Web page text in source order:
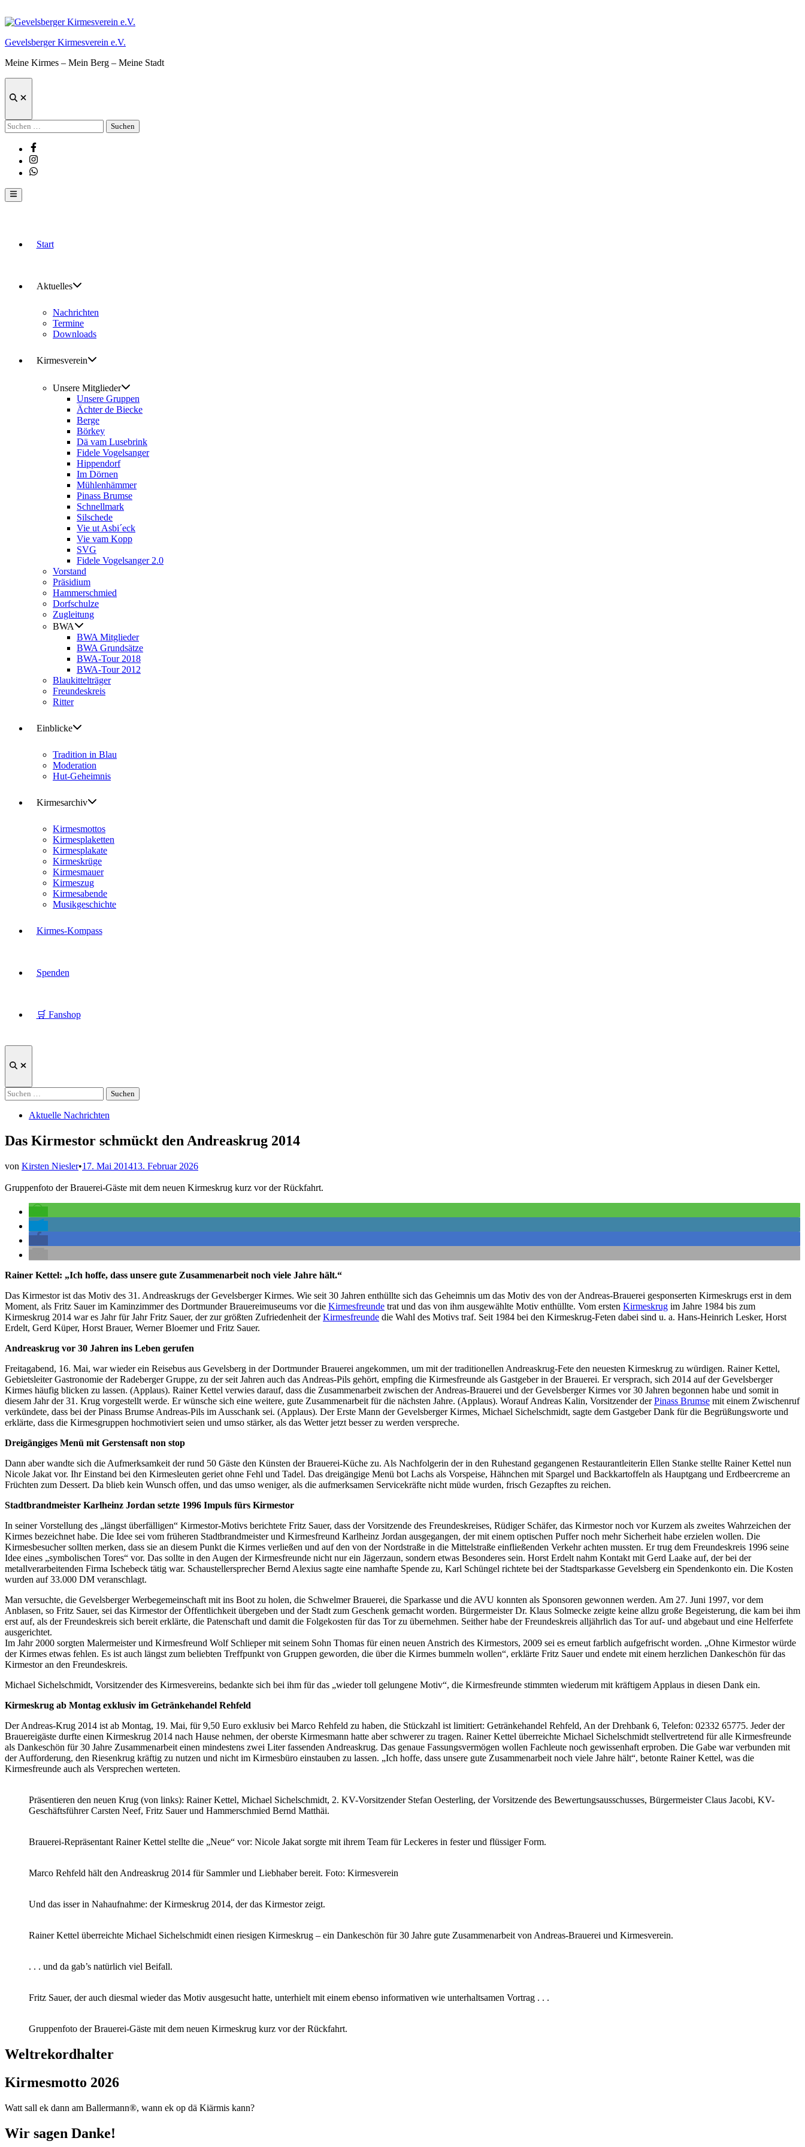
Inhalt
Gevelsberger Kirmesverein e.V.
Meine Kirmes – Mein Berg – Meine Stadt
Suche
Suchen
nach:
Facebook
Instagram
Whatsapp
Hauptmenü
Start
Aktuelles
Nachrichten
Termine
Downloads
Kirmesverein
Unsere Mitglieder
Unsere Gruppen
Ächter de Biecke
Berge
Börkey
Dä vam Lusebrink
Fidele Vogelsanger
Hippendorf
Im Dörnen
Mühlenhämmer
Pinass Brumse
Schnellmark
Silschede
Vie ut Asbi´eck
Vie vam Kopp
SVG
Fidele Vogelsanger 2.0
Vorstand
Präsidium
Hammerschmied
Dorfschulze
Zugleitung
BWA
BWA Mitglieder
BWA Grundsätze
BWA-Tour 2018
BWA-Tour 2012
Blaukittelträger
Freundeskreis
Ritter
Einblicke
Tradition in Blau
Moderation
Hut-Geheimnis
Kirmesarchiv
Kirmesmottos
Kirmesplaketten
Kirmesplakate
Kirmeskrüge
Kirmesmauer
Kirmeszug
Kirmesabende
Musikgeschichte
Kirmes-Kompass
Spenden
🛒 Fanshop
Suche
Suchen
nach:
Veröffentlicht
Aktuelle Nachrichten
Das Kirmestor schmückt den Andreaskrug 2014
von Kirsten Niesler•17. Mai 201413. Februar 2026
Gruppenfoto der Brauerei-Gäste mit dem neuen Kirmeskrug kurz vor der Rückfahrt.
Rainer Kettel: „Ich hoffe, dass unsere gute Zusammenarbeit noch viele Jahre hält.“
Das Kirmestor ist das Motiv des 31. Andreaskrugs der Gevelsberger Kirmes. Wie seit 30 Jahren enthüllte sich das Geheimnis um das Motiv des von der Andreas-Brauerei gesponserten Kirmeskrugs erst in dem
Moment, als Fritz Sauer im Kaminzimmer des Dortmunder Brauereimuseums vor die Kirmesfreunde trat und das von ihm ausgewählte Motiv enthüllte. Vom ersten Kirmeskrug im Jahre 1984 bis zum
Kirmeskrug 2014 war es Jahr für Jahr Fritz Sauer, der zur größten Zufriedenheit derKirmesfreunde die Wahl des Motivs traf. Seit 1984 bei den Kirmeskrug-Feten dabei sind u. a. Hans-Heinrich Lesker, Horst
Erdelt, Gerd Küper, Horst Brauer, Werner Bloemer und Fritz Sauer.
Andreaskrug vor 30 Jahren ins Leben gerufen
Freitagabend, 16. Mai, war wieder ein Reisebus aus Gevelsberg in der Dortmunder Brauerei angekommen, um mit der traditionellen Andreaskrug-Fete den neuesten Kirmeskrug zu würdigen. Rainer Kettel,
Gebietsleiter Gastronomie der Radeberger Gruppe, zu der seit Jahren auch das Andreas-Pils gehört, empfing die Kirmesfreunde als Gastgeber in der Brauerei. Er versprach, sich 2014 auf der Gevelsberger
Kirmes häufig blicken zu lassen. (Applaus). Rainer Kettel verwies darauf, dass die Zusammenarbeit zwischen der Andreas-Brauerei und der Gevelsberger Kirmes vor 30 Jahren begonnen habe und somit in
diesem Jahr der 31. Krug vorgestellt werde. Er wünsche sich eine weitere, gute Zusammenarbeit für die nächsten Jahre. (Applaus). Worauf Andreas Kalin, Vorsitzender derPinass Brumse mit einem Zwischenruf
verkündete, dass bei der Pinass Brumse Andreas-Pils im Ausschank sei. (Applaus). Der Erste Mann der Gevelsberger Kirmes, Michael Sichelschmidt, sagte dem Gastgeber Dank für die Begrüßungsworte und
erklärte, dass die Kirmesgruppen hochmotiviert seien und umso stärker, als das Wetter jetzt besser zu werden verspreche.
Dreigängiges Menü mit Gerstensaft non stop
Dann aber wandte sich die Aufmerksamkeit der rund 50 Gäste den Künsten der Brauerei-Küche zu. Als Nachfolgerin der in den Ruhestand gegangenen Restaurantleiterin Ellen Stanke stellte Rainer Kettel nun
Nicole Jakat vor. Ihr Einstand bei den Kirmesleuten geriet ohne Fehl und Tadel. Das dreigängige Menü bot Lachs als Vorspeise, Hähnchen mit Spargel und Backkartoffeln als Hauptgang und Erdbeercreme an
Früchten zum Dessert. Da blieb kein Wunsch offen, und das umso weniger, als die aufmerksamen Servicekräfte nicht müde wurden, frisch Gezapftes zu reichen.
Stadtbrandmeister Karlheinz Jordan setzte 1996 Impuls fürs Kirmestor
In seiner Vorstellung des „längst überfälligen“ Kirmestor-Motivs berichtete Fritz Sauer, dass der Vorsitzende des Freundeskreises, Rüdiger Schäfer, das Kirmestor noch vor Kurzem als zweites Wahrzeichen der
Kirmes bezeichnet habe. Die Idee sei vom früheren Stadtbrandmeister und Kirmesfreund Karlheinz Jordan ausgegangen, der mit einem optischen Puffer noch mehr Sicherheit habe erzielen wollen. Die
Kirmesbesucher sollten merken, dass sie an diesem Punkt die Kirmes verließen und auf den von der Nordstraße in die Mittelstraße einfließenden Verkehr achten mussten. Er trug dem Freundeskreis 1996 seine
Idee eines „symbolischen Tores“ vor. Das sollte in den Augen der Kirmesfreunde nicht nur ein Jägerzaun, sondern etwas Besonderes sein. Horst Erdelt nahm Kontakt mit Gerd Laake auf, der bei der
metallverarbeitenden Firma Ischebeck tätig war. Schaustellersprecher Bernd Alexius sagte eine namhafte Spende zu, Karl Schüngel richtete bei der Stadtsparkasse Gevelsberg ein Spendenkonto ein. Die Kosten
wurden auf 33.000 DM veranschlagt.
Man versuchte, die Gevelsberger Werbegemeinschaft mit ins Boot zu holen, die Schwelmer Brauerei, die Sparkasse und die AVU konnten als Sponsoren gewonnen werden. Am 27. Juni 1997, vor dem
Anblasen, so Fritz Sauer, sei das Kirmestor der Öffentlichkeit übergeben und der Stadt zum Geschenk gemacht worden. Bürgermeister Dr. Klaus Solmecke zeigte keine allzu große Begeisterung, die kam bei ihm
erst auf, als der Freundeskreis sich bereit erklärte, die Patenschaft und damit die Folgekosten für das Tor zu übernehmen. Seither habe der Freundeskreis alljährlich das Tor auf- und abgebaut und eine Helferfete
ausgerichtet.
Im Jahr 2000 sorgten Malermeister und Kirmesfreund Wolf Schlieper mit seinem Sohn Thomas für einen neuen Anstrich des Kirmestors, 2009 sei es erneut farblich aufgefrischt worden. „Ohne Kirmestor würde
der Kirmes etwas fehlen. Es ist auch längst zum beliebten Treffpunkt von Gruppen geworden, die über die Kirmes bummeln wollen“, erklärte Fritz Sauer und endete mit einem herzlichen Dankeschön für das
Kirmestor an den Freundeskreis.
Michael Sichelschmidt, Vorsitzender des Kirmesvereins, bedankte sich bei ihm für das „wieder toll gelungene Motiv“, die Kirmesfreunde stimmten wiederum mit kräftigem Applaus in diesen Dank ein.
Kirmeskrug ab Montag exklusiv im Getränkehandel Rehfeld
Der Andreas-Krug 2014 ist ab Montag, 19. Mai, für 9,50 Euro exklusiv bei Marco Rehfeld zu haben, die Stückzahl ist limitiert: Getränkehandel Rehfeld, An der Drehbank 6, Telefon: 02332 65775. Jeder der
Brauereigäste durfte einen Kirmeskrug 2014 nach Hause nehmen, der oberste Kirmesmann hatte aber schwerer zu tragen. Rainer Kettel überreichte Michael Sichelschmidt stellvertretend für alle Kirmesfreunde
als Dankeschön für 30 Jahre Zusammenarbeit einen mindestens zwei Liter fassenden Andreaskrug. Das genaue Fassungsvermögen wollen Fachleute noch gewissenhaft erproben. Die Gabe war verbunden mit
der Aufforderung, den Riesenkrug kräftig zu nutzen und nicht im Kirmesbüro einstauben zu lassen. „Ich hoffe, dass unsere gute Zusammenarbeit noch viele Jahre hält“, betonte Rainer Kettel, was die
Kirmesfreunde auch als Versprechen werteten.
Präsentieren den neuen Krug (von links): Rainer Kettel, Michael Sichelschmidt, 2. KV-Vorsitzender Stefan Oesterling, der Vorsitzende des Bewertungsausschusses, Bürgermeister Claus Jacobi, KV-
Geschäftsführer Carsten Neef, Fritz Sauer und Hammerschmied Bernd Matthäi.
Brauerei-Repräsentant Rainer Kettel stellte die „Neue“ vor: Nicole Jakat sorgte mit ihrem Team für Leckeres in fester und flüssiger Form.
Marco Rehfeld hält den Andreaskrug 2014 für Sammler und Liebhaber bereit. Foto: Kirmesverein
Und das isser in Nahaufnahme: der Kirmeskrug 2014, der das Kirmestor zeigt.
Rainer Kettel überreichte Michael Sichelschmidt einen riesigen Kirmeskrug – ein Dankeschön für 30 Jahre gute Zusammenarbeit von Andreas-Brauerei und Kirmesverein.
. . . und da gab’s natürlich viel Beifall.
Fritz Sauer, der auch diesmal wieder das Motiv ausgesucht hatte, unterhielt mit einem ebenso informativen wie unterhaltsamen Vortrag . . .
Gruppenfoto der Brauerei-Gäste mit dem neuen Kirmeskrug kurz vor der Rückfahrt.
Weltrekordhalter
Kirmesmotto 2026
Watt sall ek dann am Ballermann®, wann ek op dä Kiärmis kann?
Wir sagen Danke!